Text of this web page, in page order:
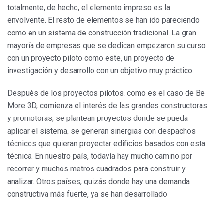
totalmente, de hecho, el elemento impreso es la
envolvente. El resto de elementos se han ido pareciendo
como en un sistema de construcción tradicional. La gran
mayoría de empresas que se dedican empezaron su curso
con un proyecto piloto como este, un proyecto de
investigación y desarrollo con un objetivo muy práctico.
Después de los proyectos pilotos, como es el caso de Be
More 3D, comienza el interés de las grandes constructoras
y promotoras; se plantean proyectos donde se pueda
aplicar el sistema, se generan sinergias con despachos
técnicos que quieran proyectar edificios basados ​​con esta
técnica. En nuestro país, todavía hay mucho camino por
recorrer y muchos metros cuadrados para construir y
analizar. Otros países, quizás donde hay una demanda
constructiva más fuerte, ya se han desarrollado